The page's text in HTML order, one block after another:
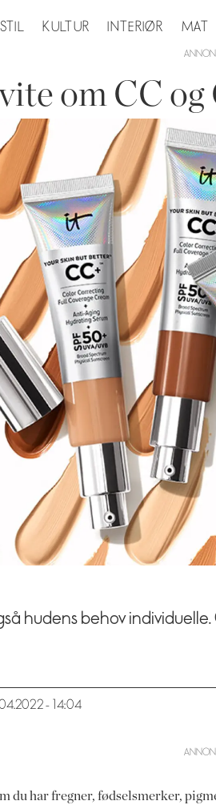
KULTUR INTERIØR MAT
om CC og
hudens behov
- 14:04
du har fregner, fødselsmerker,